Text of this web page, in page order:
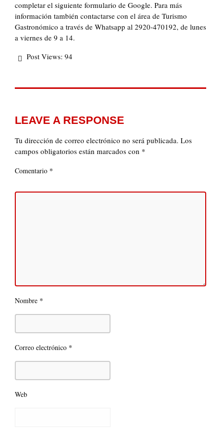
completar el siguiente formulario de Google. Para más
información también contactarse con el área de Turismo
Gastronómico a través de Whatsapp al 2920-470192, de lunes
a viernes de 9 a 14.
Post Views: 94
LEAVE A RESPONSE
Tu dirección de correo electrónico no será publicada. Los
campos obligatorios están marcados con *
Comentario *
Nombre *
Correo electrónico *
Web